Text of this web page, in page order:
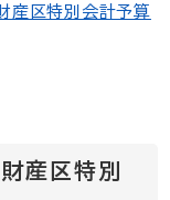
産区特別会計予算
産区特別